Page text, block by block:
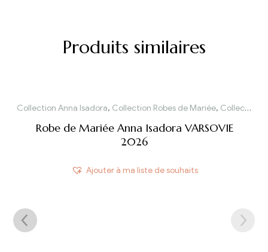
Produits similaires
Collection Anna Isadora, Collection Robes de Mariée, Collection Robes de Mariée 2026
Robe de Mariée Anna Isadora VARSOVIE
2026
Ajouter à ma liste de souhaits